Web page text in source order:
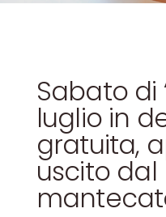
Sabato di
luglio in
gratuita,
uscito dal